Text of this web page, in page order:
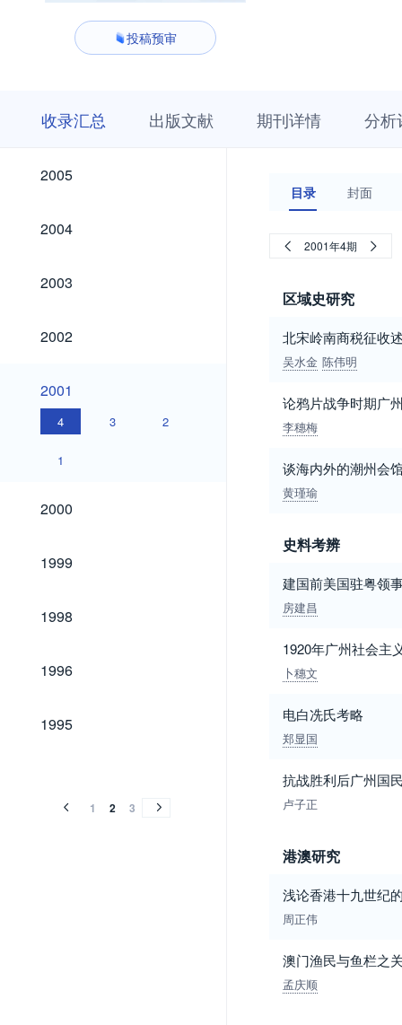
投稿预审
收录汇总 出版文献 期刊详情 分析
2005
2005
2004
2004
2003
2003
2002
2002
2001
2001
4 3 2
1
2000
2000
1999
1999
1998
1998
1996
1996
1995
1995
1 2 3
目录 封面
2001年4期
区域史研究
北宋岭南商税征收
吴水金 陈伟明
论鸦片战争时期广
李穗梅
谈海内外的潮州会
黄瑾瑜
史料考辨
建国前美国驻粤领
房建昌
1920年广州社会主
卜穗文
电白冼氏考略
郑显国
抗战胜利后广州国
卢子正
港澳研究
浅论香港十九世纪
周正伟
澳门渔民与鱼栏之
孟庆顺